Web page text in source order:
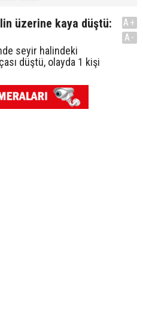
üzerine kaya düştü:
seyir halindeki
düştü, olayda 1 kişi
A+
A-